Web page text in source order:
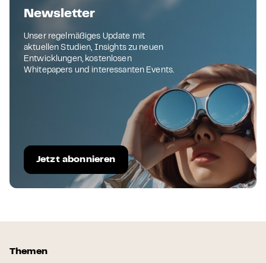
Newsletter
Unser regelmäßiges Update mit
aktuellen Studien, Insights zu neuen
Entwicklungen, kostenlosen
Whitepapers und interessanten Events.
Jetzt abonnieren
Themen